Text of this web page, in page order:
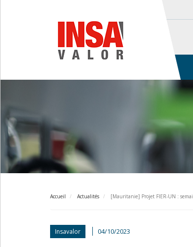
Main
Accueil Actualités [Mauritanie] Projet FIER-UN :
Insavalor 04/10/2023